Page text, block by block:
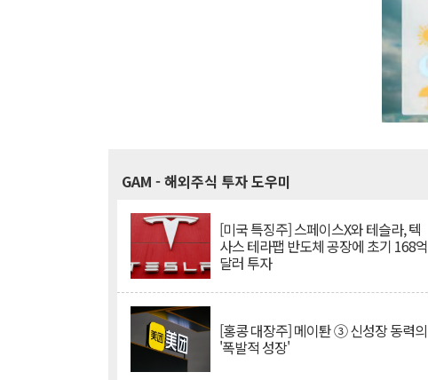
GAM - 해외주식 투자 도우미
[미국 특징주] 스페이스X와 테슬라, 텍
사스 테라팹 반도체 공장에 초기 168억
달러 투자
[홍콩 대장주] 메이퇀 ③ 신성장 동력의
'폭발적 성장'